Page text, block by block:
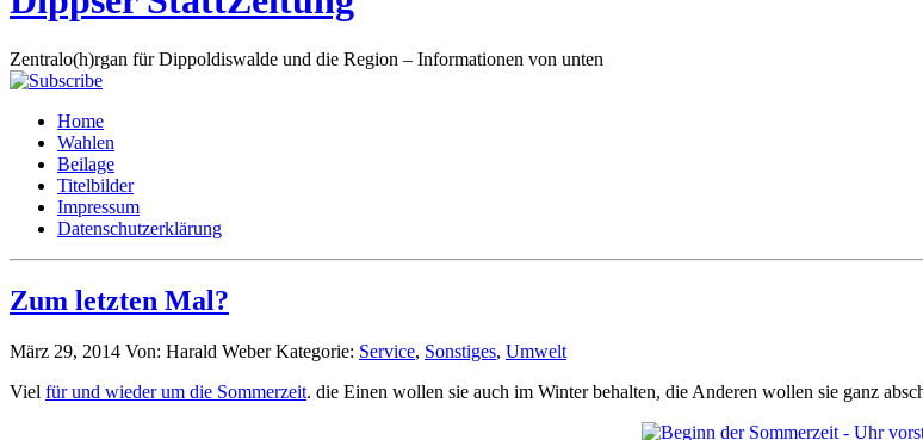
Zentralo(h)rgan für Dippoldiswalde und die Region – Informationen von unten
Home
Wahlen
Beilage
Titelbilder
Impressum
Datenschutzerklärung
Zum letzten Mal?
März 29, 2014 Von: Harald WeberKategorie: Service, Sonstiges, Umwelt
Viel für und wieder um die Sommerzeit. die Einen wollen sie auch im Winter behalten, die Anderen wollen sie ganz